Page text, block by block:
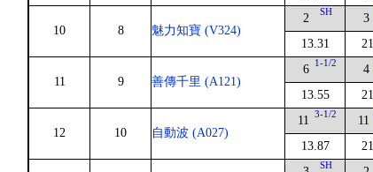
10 8 魅力知寶 (V324)
2 SH
13.31
3
11 9 善傳千里 (A121)
6 1-1/2
13.55
4
12 10 自動波 (A027)
11 3-1/2
13.87
11
SH